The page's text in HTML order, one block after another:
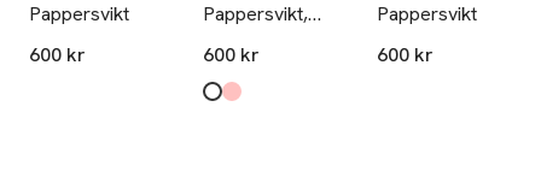
Pappersvikt
600 kr
Pappersvikt,
Brevtyngd
600 kr
Produkten finns i färgerna:
vit,
rosa,
Pappersvikt
600 kr